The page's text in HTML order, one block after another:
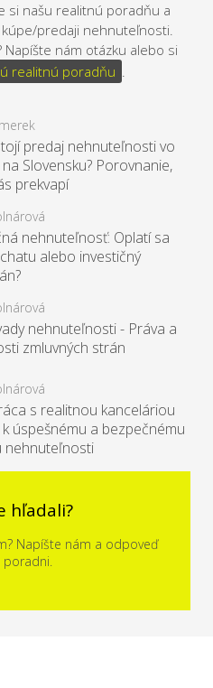
si našu realitnú poradňu a
predaji nehnuteľnosti.
Napíšte nám otázku alebo si
realitnú poradňu .
predaj nehnuteľnosti vo
Slovensku? Porovnanie,
prekvapí
nehnuteľnosť: Oplatí sa
alebo investičný
nehnuteľnosti - Práva a
zmluvných strán
s realitnou kanceláriou
úspešnému a bezpečnému
nehnuteľnosti
hľadali?
Napíšte nám a odpoveď
poradni.